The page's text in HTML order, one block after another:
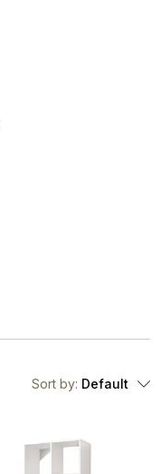
Sort by: Default